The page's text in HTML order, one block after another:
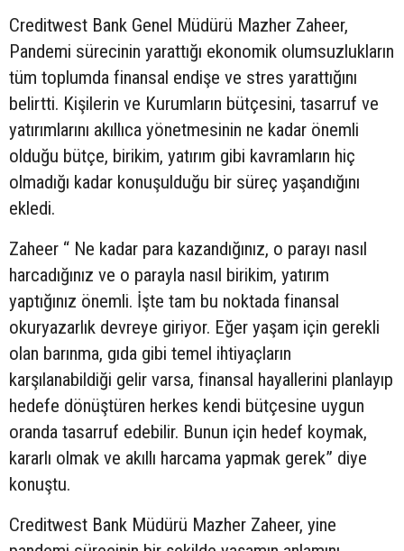
Creditwest Bank Genel Müdürü Mazher Zaheer,
Pandemi sürecinin yarattığı ekonomik olumsuzlukların
tüm toplumda finansal endişe ve stres yarattığını
belirtti. Kişilerin ve Kurumların bütçesini, tasarruf ve
yatırımlarını akıllıca yönetmesinin ne kadar önemli
olduğu bütçe, birikim, yatırım gibi kavramların hiç
olmadığı kadar konuşulduğu bir süreç yaşandığını
ekledi.
Zaheer “ Ne kadar para kazandığınız, o parayı nasıl
harcadığınız ve o parayla nasıl birikim, yatırım
yaptığınız önemli. İşte tam bu noktada finansal
okuryazarlık devreye giriyor. Eğer yaşam için gerekli
olan barınma, gıda gibi temel ihtiyaçların
karşılanabildiği gelir varsa, finansal hayallerini planlayıp
hedefe dönüştüren herkes kendi bütçesine uygun
oranda tasarruf edebilir. Bunun için hedef koymak,
kararlı olmak ve akıllı harcama yapmak gerek” diye
konuştu.
Creditwest Bank Müdürü Mazher Zaheer, yine